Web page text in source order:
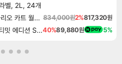
벨, 2L, 24개
닌텐도 스위치 2 본체 + 마리오 카트 월드 + 포켓몬 포코피아 번들 834,000원2%817,320원
슈퍼로봇대전 Y 디지털 얼티밋 에디션 Super Robot Wars Y Digital Ultimate Edition40%89,880원 5%